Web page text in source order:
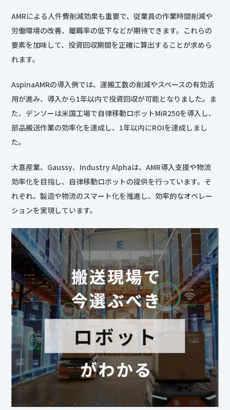
要素を加味して、投資回収期間を正確に算出することが求めら
れます。
AspinaAMRの導入例では、運搬工数の削減やスペースの有効活
た、デンソーは米国工場で自律移動ロボットMiR250を導入し、
部品搬送作業の効率化を達成し、1年以内にROIを達成しまし
た。
大喜産業、Gaussy、Industry Alphaは、AMR導入支援や物流
れぞれ、製造や物流のスマート化を推進し、効率的なオペレー
ションを実現しています。
最近の投稿